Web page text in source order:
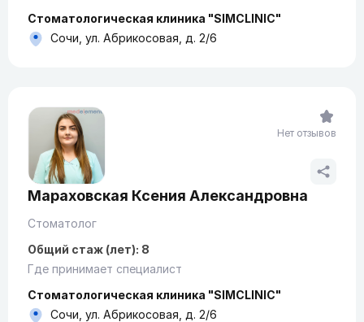
Стоматологическая клиника "SIMCLINIC"
Сочи, ул. Абрикосовая, д. 2/6
Мараховская Ксения Александровна
Стоматолог
Общий стаж (лет): 8
Где принимает специалист
Стоматологическая клиника "SIMCLINIC"
Сочи, ул. Абрикосовая, д. 2/6
Нет отзывов